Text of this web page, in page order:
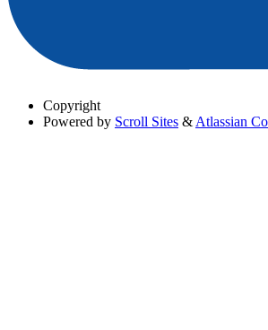
Copyright
Powered by Scroll Sites & Atlassian